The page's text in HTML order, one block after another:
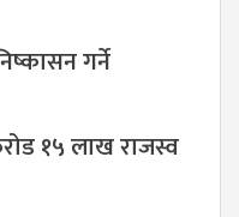
गर्ने
१५ लाख राजस्व